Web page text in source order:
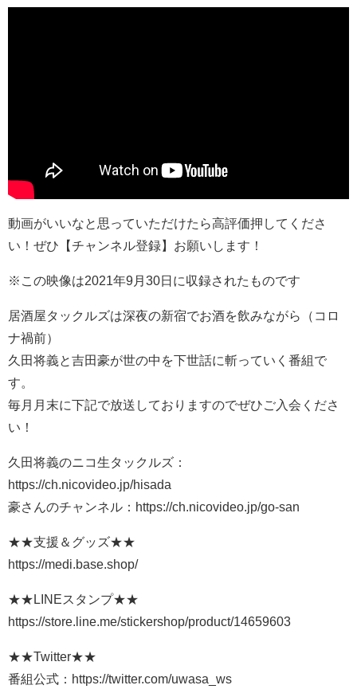
動画がいいなと思っていただけたら高評価押してくださ
い！ぜひ【チャンネル登録】お願いします！
※この映像は2021年9月30日に収録されたものです
居酒屋タックルズは深夜の新宿でお酒を飲みながら（コロ
ナ禍前）
久田将義と吉田豪が世の中を下世話に斬っていく番組で
す。
毎月月末に下記で放送しておりますのでぜひご入会くださ
い！
久田将義のニコ生タックルズ：
https://ch.nicovideo.jp/hisada
豪さんのチャンネル：https://ch.nicovideo.jp/go-san
★★支援＆グッズ★★
https://medi.base.shop/
★★LINEスタンプ★★
https://store.line.me/stickershop/product/14659603
★★Twitter★★
番組公式：https://twitter.com/uwasa_ws